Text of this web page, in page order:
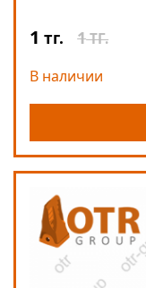
1 тг. 1ТГ.
В наличии